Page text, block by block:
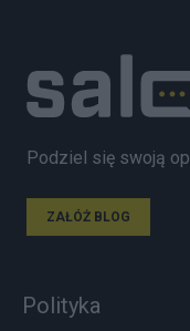
Podziel się swoją
ZAŁÓŻ BLOG
Polityka